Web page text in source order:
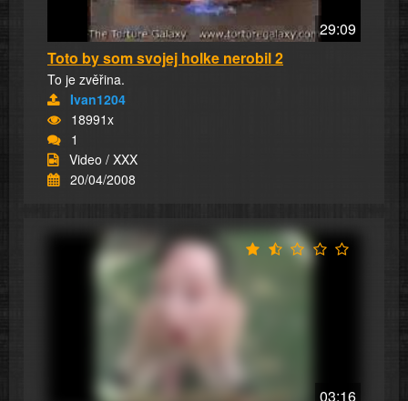
29:09
Toto by som svojej holke nerobil 2
To je zvěřina.
Ivan1204
18991x
1
Video / XXX
20/04/2008
03:16